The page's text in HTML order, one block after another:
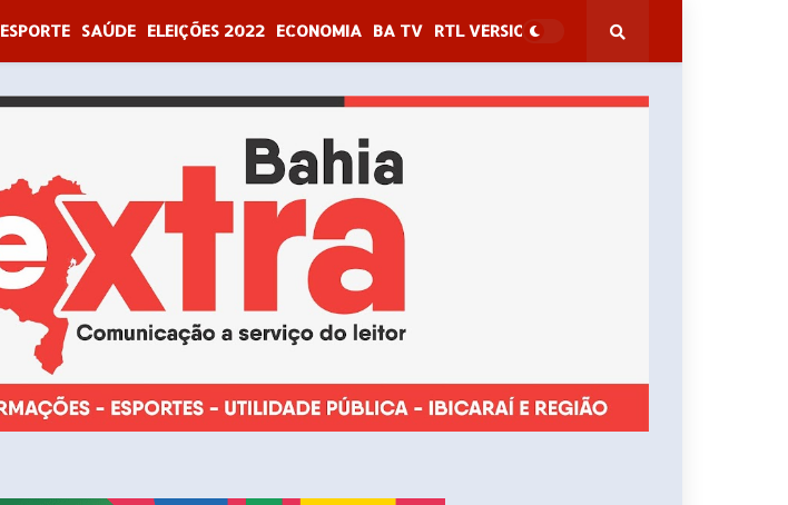
ESPORTE SAÚDE ELEIÇÕES 2022 ECONOMIA BA TV RTL VERSION